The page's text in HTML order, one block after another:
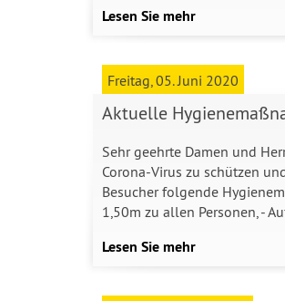
Lesen Sie mehr
Freitag, 05. Juni 2020
Aktuelle
Sehr geehrte Damen und
Corona-Virus zu schützen
Besucher folgende
1,50m zu allen Personen, -
Lesen Sie mehr